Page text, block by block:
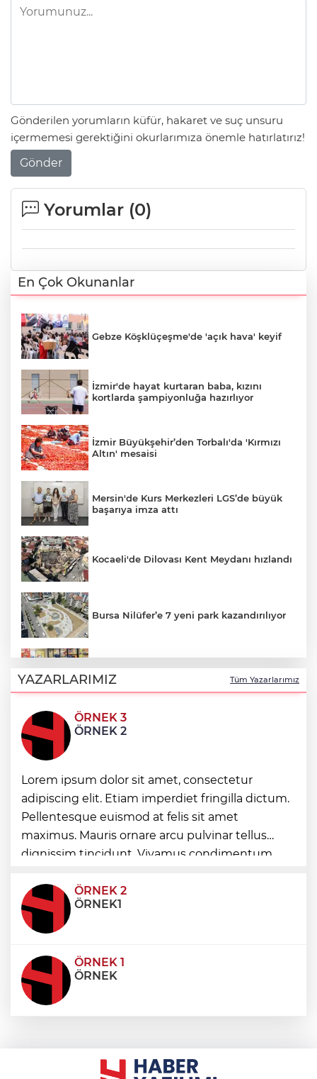
Gönderilen yorumların küfür, hakaret ve suç unsuru
içermemesi gerektiğini okurlarımıza önemle hatırlatırız!
Gönder
Yorumlar (0)
En Çok Okunanlar
Gebze Köşklüçeşme'de 'açık hava' keyif
İzmir'de hayat kurtaran baba, kızını
kortlarda şampiyonluğa hazırlıyor
İzmir Büyükşehir’den Torbalı'da 'Kırmızı
Altın' mesaisi
Mersin'de Kurs Merkezleri LGS’de büyük
başarıya imza attı
Kocaeli'de Dilovası Kent Meydanı hızlandı
Bursa Nilüfer’e 7 yeni park kazandırılıyor
gıda denetimi
Bakan Gürlek Mumcu ailesiyle görüştü
Bursa'da 'Mahalle Şenlikleri'
Osmangazilileri eğlendiriyor
Düzce Yığılca'da Belediye Başkanı
Selami Savaş'a bir kapı daha kapandı!
YAZARLARIMIZ Tüm Yazarlarımız
ÖRNEK 3
ÖRNEK 2
Lorem ipsum dolor sit amet, consectetur
adipiscing elit. Etiam imperdiet fringilla dictum.
Pellentesque euismod at felis sit amet
maximus. Mauris ornare arcu pulvinar tellus
dignissim tincidunt. Vivamus condimentum
condimentum eros et, faucibus sapien. Praese
ÖRNEK 2
ÖRNEK1
ÖRNEK 1
ÖRNEK